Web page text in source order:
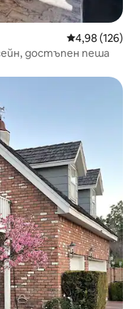
Средна
4,98 (126)
достъпен пеша